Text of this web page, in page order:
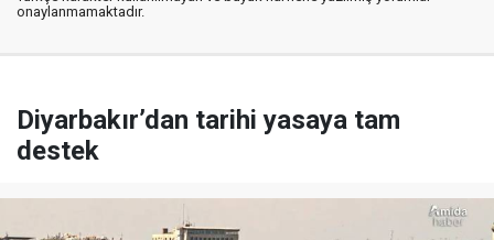
onaylanmamaktadır.
Diyarbakır’dan tarihi yasaya tam
destek